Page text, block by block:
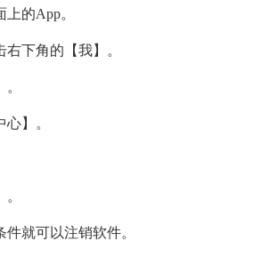
的app。
下角的【我】。
】。
就可以注销软件。